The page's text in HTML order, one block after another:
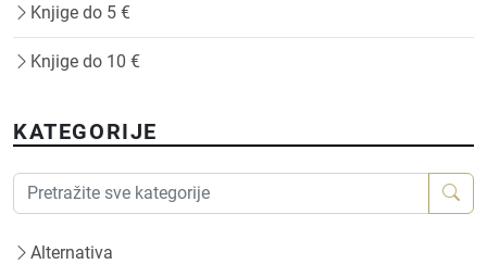
Knjige do 5 €
Knjige do 10 €
KATEGORIJE
Alternativa